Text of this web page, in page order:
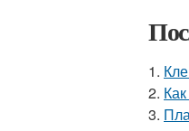
1.
2.
3.